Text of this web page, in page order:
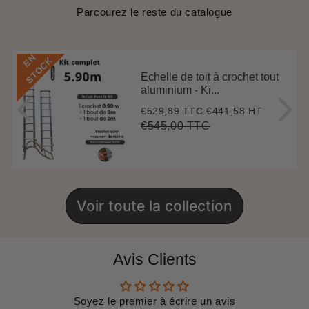
Parcourez le reste du catalogue
E
N
S
T
O
C
K
Echelle de toit à crochet tout
aluminium - Ki...
Prix
réduit
€529,89 TTC€529,89
€441,58 HT
Prix
€545,00 TTC€545,00
Voir toute la collection
Avis Clients
Soyez le premier à écrire un avis